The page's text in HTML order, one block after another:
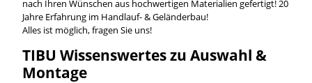
nach Ihren Wünschen aus hochwertigen Materialien gefertigt! 20
Jahre Erfahrung im Handlauf- & Geländerbau!
Alles ist möglich, fragen Sie uns!
TIBU Wissenswerteszu Auswahl &
Montage